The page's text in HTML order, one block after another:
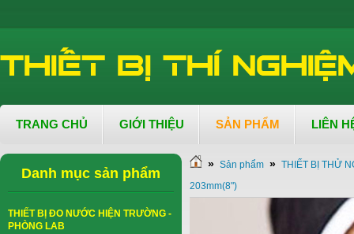
TRANG CHỦ GIỚI THIỆU SẢN PHẨM LIÊN
Danh mục sản phẩm
THIẾT BỊ ĐO NƯỚC HIỆN TRƯỜNG -
PHÒNG LAB
» Sản phẩm » THIẾT BỊ THỬ
203mm(8")